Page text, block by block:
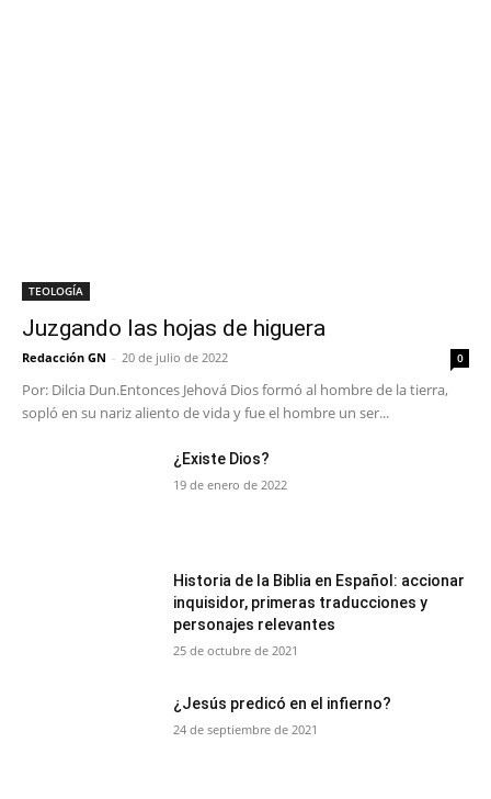
TEOLOGÍA
Juzgando las hojas de higuera
Redacción GN - 20 de julio de 2022 0
Por: Dilcia Dun.Entonces Jehová Dios formó al hombre de la tierra,
sopló en su nariz aliento de vida y fue el hombre un ser...
¿Existe Dios?
19 de enero de 2022
Historia de la Biblia en Español: accionar
inquisidor, primeras traducciones y
personajes relevantes
25 de octubre de 2021
¿Jesús predicó en el infierno?
24 de septiembre de 2021